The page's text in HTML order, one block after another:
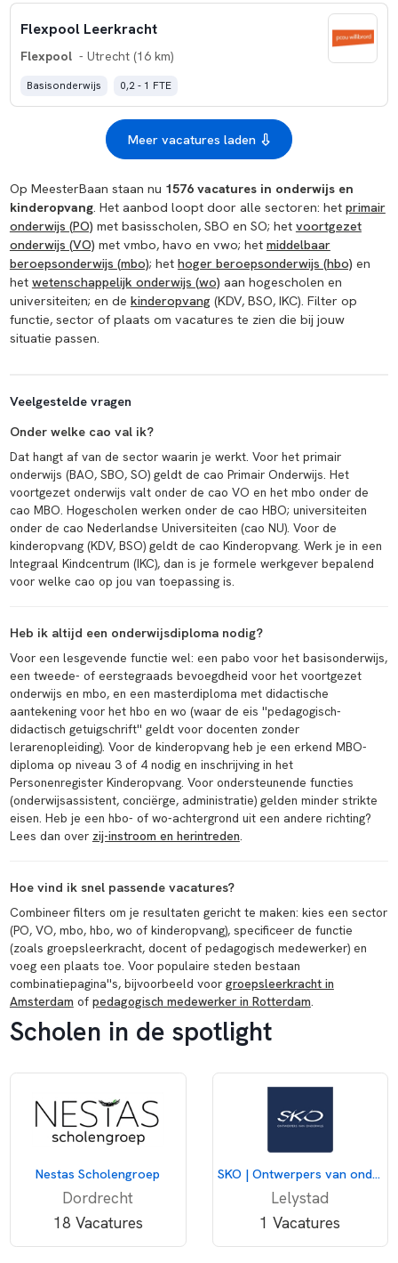
Flexpool Leerkracht
Flexpool - Utrecht (16 km)
Basisonderwijs 0,2 - 1 FTE
Meer vacatures laden
Op MeesterBaan staan nu 1576 vacatures in onderwijs en
kinderopvang. Het aanbod loopt door alle sectoren: het primair
onderwijs (PO) met basisscholen, SBO en SO; het voortgezet
onderwijs (VO) met vmbo, havo en vwo; het middelbaar
beroepsonderwijs (mbo); het hoger beroepsonderwijs (hbo) en
het wetenschappelijk onderwijs (wo) aan hogescholen en
universiteiten; en de kinderopvang (KDV, BSO, IKC). Filter op
functie, sector of plaats om vacatures te zien die bij jouw
situatie passen.
Veelgestelde vragen
Onder welke cao val ik?
Dat hangt af van de sector waarin je werkt. Voor het primair
onderwijs (BAO, SBO, SO) geldt de cao Primair Onderwijs. Het
voortgezet onderwijs valt onder de cao VO en het mbo onder de
cao MBO. Hogescholen werken onder de cao HBO; universiteiten
onder de cao Nederlandse Universiteiten (cao NU). Voor de
kinderopvang (KDV, BSO) geldt de cao Kinderopvang. Werk je in een
Integraal Kindcentrum (IKC), dan is je formele werkgever bepalend
voor welke cao op jou van toepassing is.
Heb ik altijd een onderwijsdiploma nodig?
Voor een lesgevende functie wel: een pabo voor het basisonderwijs,
een tweede- of eerstegraads bevoegdheid voor het voortgezet
onderwijs en mbo, en een masterdiploma met didactische
aantekening voor het hbo en wo (waar de eis ''pedagogisch-
didactisch getuigschrift'' geldt voor docenten zonder
lerarenopleiding). Voor de kinderopvang heb je een erkend MBO-
diploma op niveau 3 of 4 nodig en inschrijving in het
Personenregister Kinderopvang. Voor ondersteunende functies
(onderwijsassistent, conciërge, administratie) gelden minder strikte
eisen. Heb je een hbo- of wo-achtergrond uit een andere richting?
Lees dan over zij-instroom en herintreden.
Hoe vind ik snel passende vacatures?
Combineer filters om je resultaten gericht te maken: kies een sector
(PO, VO, mbo, hbo, wo of kinderopvang), specificeer de functie
(zoals groepsleerkracht, docent of pedagogisch medewerker) en
voeg een plaats toe. Voor populaire steden bestaan
combinatiepagina''s, bijvoorbeeld voor groepsleerkracht in
Amsterdam of pedagogisch medewerker in Rotterdam.
Scholen in de spotlight
Nestas Scholengroep
Dordrecht
18 Vacatures
SKO | Ontwerpers van onderwijs
Lelystad
1 Vacatures